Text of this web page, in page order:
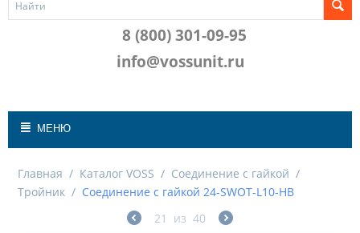
8 (800) 301-09-95
info@vossunit.ru
МЕНЮ
Главная / Каталог VOSS / Соединение с гайкой /
Тройник / Соединение с гайкой 24-SWOT-L10-HB
21
из 40